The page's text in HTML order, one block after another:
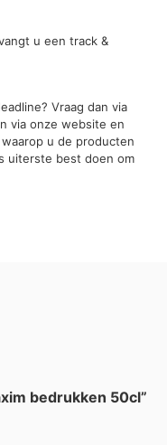
u een track &
Vraag dan via
via onze website en
u de producten
uiterste best doen om
bedrukken 50cl”